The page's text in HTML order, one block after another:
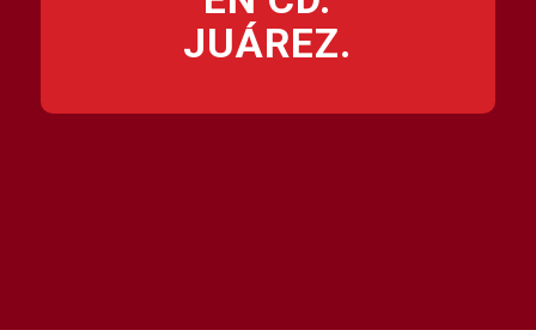
JUÁREZ.